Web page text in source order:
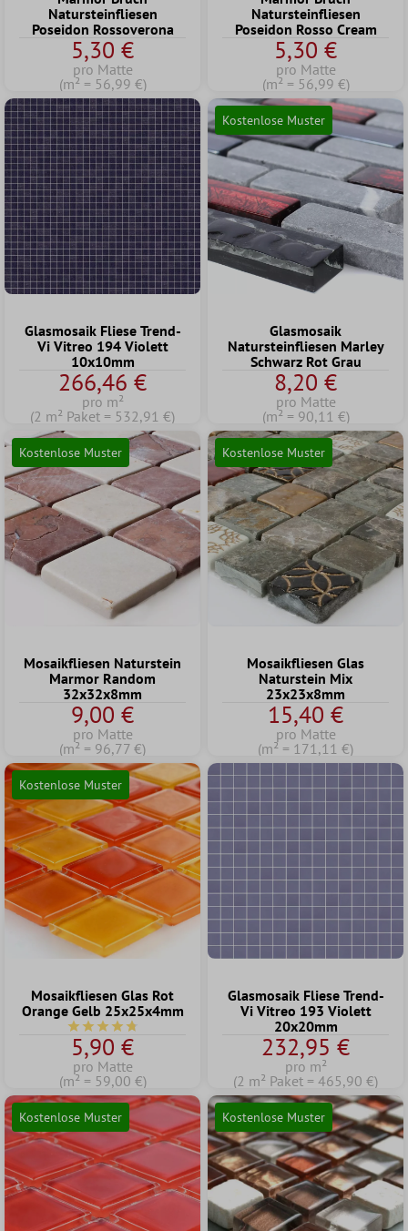
Natursteinfliesen
Poseidon Rossoverona
5,30 €
pro Matte
(m² = 56,99 €)
Natursteinfliesen
Poseidon Rosso Cream
5,30 €
pro Matte
(m² = 56,99 €)
Glasmosaik Fliese Trend-
Vi Vitreo 194 Violett
10x10mm
266,46 €
pro m²
(2 m² Paket = 532,91 €)
Kostenlose Muster
Glasmosaik
Natursteinfliesen Marley
Schwarz Rot Grau
8,20 €
pro Matte
(m² = 90,11 €)
Kostenlose Muster
Mosaikfliesen Naturstein
Marmor Random
32x32x8mm
9,00 €
pro Matte
(m² = 96,77 €)
Kostenlose Muster
Mosaikfliesen Glas
Naturstein Mix
23x23x8mm
15,40 €
pro Matte
(m² = 171,11 €)
Kostenlose Muster
Mosaikfliesen Glas Rot
Orange Gelb 25x25x4mm
Durchschnittliche Bewertung von 4.7 von 5 Sternen
5,90 €
pro Matte
(m² = 59,00 €)
Glasmosaik Fliese Trend-
Vi Vitreo 193 Violett
20x20mm
232,95 €
pro m²
(2 m² Paket = 465,90 €)
Kostenlose Muster Kostenlose Muster